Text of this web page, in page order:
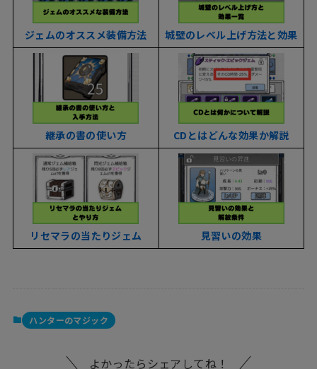
ジェムのオススメ装備方法 城壁のレベル上げ方法と効果
継承の書の使い方 CDとはどんな効果か解説
リセマラの当たりジェム 見習いの効果
ハンターのマジック
よかったらシェアしてね！